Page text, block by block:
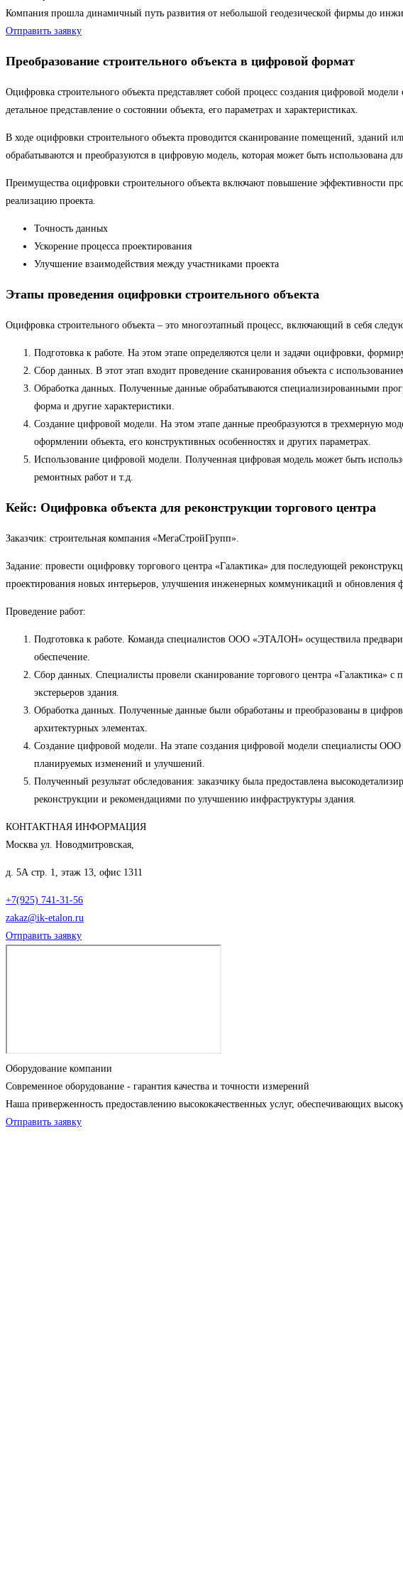
Компания прошла динамичный путь развития от небольшой геодезической фирмы до
Отправить заявку
Преобразование строительного объекта в цифровой формат
Оцифровка строительного объекта представляет собой процесс создания цифровой
детальное представление о состоянии объекта, его параметрах и характеристиках.
В ходе оцифровки строительного объекта проводится сканирование помещений, зданий
обрабатываются и преобразуются в цифровую модель, которая может быть использована
Преимущества оцифровки строительного объекта включают повышение эффективности
реализацию проекта.
Точность данных
Ускорение процесса проектирования
Улучшение взаимодействия между участниками проекта
Этапы проведения оцифровки строительного объекта
Оцифровка строительного объекта – это многоэтапный процесс, включающий в себя
Подготовка к работе. На этом этапе определяются цели и задачи оцифровки,
Сбор данных. В этот этап входит проведение сканирования объекта с
Обработка данных. Полученные данные обрабатываются специализированными
форма и другие характеристики.
Создание цифровой модели. На этом этапе данные преобразуются в трехмерную
оформлении объекта, его конструктивных особенностях и других параметрах.
Использование цифровой модели. Полученная цифровая модель может быть
ремонтных работ и т.д.
Кейс: Оцифровка объекта для реконструкции торгового центра
Заказчик: строительная компания «МегаСтройГрупп».
Задание: провести оцифровку торгового центра «Галактика» для последующей
проектирования новых интерьеров, улучшения инженерных коммуникаций и обновления
Проведение работ:
Подготовка к работе. Команда специалистов ООО «ЭТАЛОН» осуществила
обеспечение.
Сбор данных. Специалисты провели сканирование торгового центра «Галактика»
экстерьеров здания.
Обработка данных. Полученные данные были обработаны и преобразованы в
архитектурных элементах.
Создание цифровой модели. На этапе создания цифровой модели специалисты
планируемых изменений и улучшений.
Полученный результат обследования: заказчику была предоставлена
реконструкции и рекомендациями по улучшению инфраструктуры здания.
КОНТАКТНАЯ ИНФОРМАЦИЯ
Москва ул. Новодмитровская,
д. 5А стр. 1, этаж 13, офис 1311
+7(925) 741-31-56
zakaz@ik-etalon.ru
Отправить заявку
Оборудование компании
Современное оборудование - гарантия качества и точности измерений
Наша приверженность предоставлению высококачественных услуг, обеспечивающих
Отправить заявку